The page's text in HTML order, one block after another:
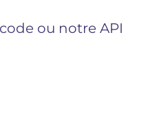
ou notre API